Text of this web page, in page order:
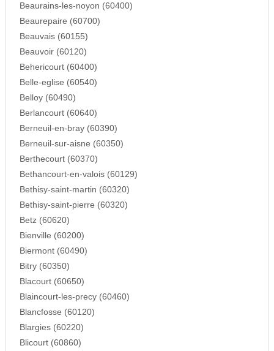
Beaurains-les-noyon (60400)
Beaurepaire (60700)
Beauvais (60155)
Beauvoir (60120)
Behericourt (60400)
Belle-eglise (60540)
Belloy (60490)
Berlancourt (60640)
Berneuil-en-bray (60390)
Berneuil-sur-aisne (60350)
Berthecourt (60370)
Bethancourt-en-valois (60129)
Bethisy-saint-martin (60320)
Bethisy-saint-pierre (60320)
Betz (60620)
Bienville (60200)
Biermont (60490)
Bitry (60350)
Blacourt (60650)
Blaincourt-les-precy (60460)
Blancfosse (60120)
Blargies (60220)
Blicourt (60860)